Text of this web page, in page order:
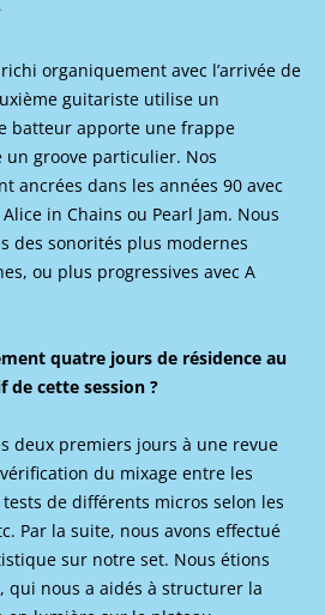
organiquement avec l’arrivée de
guitariste utilise un
batteur apporte une frappe
groove particulier. Nos
ancrées dans les années 90 avec
in Chains ou Pearl Jam. Nous
des sonorités plus modernes
ou plus progressives avec A
quatre jours de résidence au
de cette session ?
deux premiers jours à une revue
du mixage entre les
de différents micros selon les
Par la suite, nous avons effectué
sur notre set. Nous étions
qui nous a aidés à structurer la